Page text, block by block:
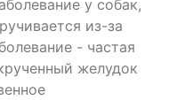
у собак,
из-за
- частая
желудок